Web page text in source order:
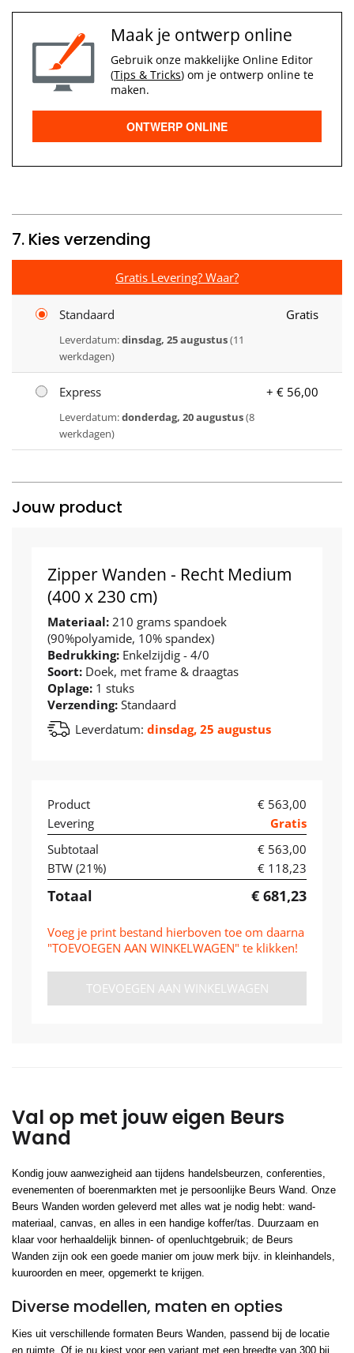
Maak je ontwerp online
Gebruik onze makkelijke Online Editor
(Tips & Tricks) om je ontwerp online te
maken.
ONTWERP ONLINE
7. Kies verzending
Gratis Levering? Waar?
Standaard
Leverdatum:dinsdag, 25 augustus(11
werkdagen)
Gratis
Express
Leverdatum:donderdag, 20 augustus(8
werkdagen)
+ € 56,00
Jouw product
Zipper Wanden - Recht Medium
(400 x 230 cm)
Materiaal: 210 grams spandoek
(90%polyamide, 10% spandex)
Bedrukking: Enkelzijdig - 4/0
Soort: Doek, met frame & draagtas
Oplage: 1 stuks
Verzending: Standaard
Leverdatum: dinsdag, 25 augustus
Product
€ 563,00
Levering
Gratis
Subtotaal
€ 563,00
BTW (21%) € 118,23
Totaal € 681,23
Voeg je print bestand hierboven toe om daarna
"TOEVOEGEN AAN WINKELWAGEN" te klikken!
TOEVOEGEN AAN WINKELWAGEN
Val op met jouw eigen Beurs
Wand
Kondig jouw aanwezigheid aan tijdens handelsbeurzen, conferenties,
evenementen of boerenmarkten met je persoonlijke Beurs Wand. Onze
Beurs Wanden worden geleverd met alles wat je nodig hebt: wand-
materiaal, canvas, en alles in een handige koffer/tas. Duurzaam en
klaar voor herhaaldelijk binnen- of openluchtgebruik; de Beurs
Wanden zijn ook een goede manier om jouw merk bijv. in kleinhandels,
kuuroorden en meer, opgemerkt te krijgen.
Diverse modellen, maten en opties
Kies uit verschillende formaten Beurs Wanden, passend bij de locatie
en ruimte. Of je nu kiest voor een variant met een breedte van 300 bij